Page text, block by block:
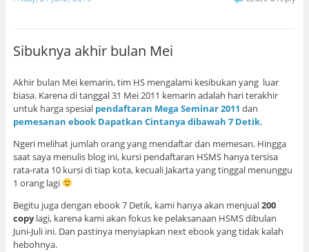
Sibuknya akhir bulan Mei
Akhir bulan Mei kemarin, tim HS mengalami kesibukan yang luar
biasa. Karena di tanggal 31 Mei 2011 kemarin adalah hari terakhir
untuk harga spesial pendaftaran Mega Seminar 2011 dan
pemesanan ebook Dapatkan Cintanya dibawah 7 Detik.
Ngeri melihat jumlah orang yang mendaftar dan memesan. Hingga
saat saya menulis blog ini, kursi pendaftaran HSMS hanya tersisa
rata-rata 10 kursi di tiap kota, kecuali Jakarta yang tinggal menunggu
1 orang lagi
Begitu juga dengan ebook 7 Detik, kami hanya akan menjual200
copylagi, karena kami akan fokus ke pelaksanaan HSMS dibulan
Juni-Juli ini. Dan pastinya menyiapkan next ebook yang tidak kalah
hebohnya.